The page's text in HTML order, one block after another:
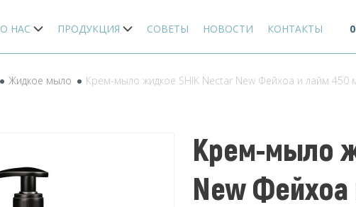
О НАС ПРОДУКЦИЯ СОВЕТЫ НОВОСТИ КОНТАКТЫ
Жидкое мыло Крем-мыло жидкое SHIK Nectar New Фейхоа и лайм 450
Крем-мыло
New